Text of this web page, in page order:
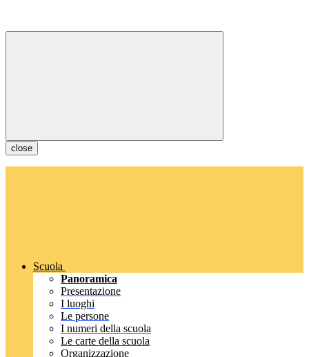
close
Scuola
Panoramica
Presentazione
I luoghi
Le persone
I numeri della scuola
Le carte della scuola
Organizzazione